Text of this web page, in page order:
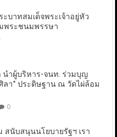
บาทสมเด็จพระเจ้าอยู่หัว
พระชนมพรรษา
นำผู้บริหาร-จนท. ร่วมบุญ
ลา” ประดิษฐาน ณ วัดไผ่ล้อม
0
สนับสนุนนโยบายรัฐฯ เรา